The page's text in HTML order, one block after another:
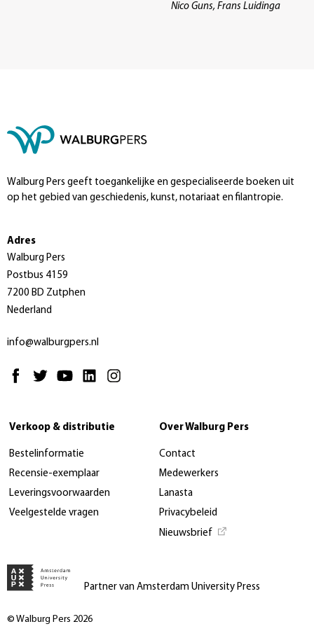
Nico Guns, Frans Luidinga
Walburg Pers geeft toegankelijke en gespecialiseerde boeken uit
op het gebied van geschiedenis, kunst, notariaat en filantropie.
Adres
Walburg Pers
Postbus 4159
7200 BD Zutphen
Nederland
info@walburgpers.nl
Verkoop & distributie
Bestelinformatie
Recensie-exemplaar
Leveringsvoorwaarden
Veelgestelde vragen
Over Walburg Pers
Contact
Medewerkers
Lanasta
Privacybeleid
Nieuwsbrief
Partner van Amsterdam University Press
© Walburg Pers 2026